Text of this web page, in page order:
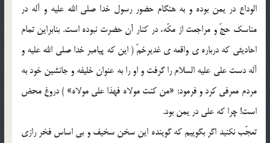
الوداع در يمن بوده و به هنگام حضور رسول خدا صلي الله عليه و آله در
مناسك حجّ و مراجعت از مكّه، در كنار آن حضرت نبوده است. بنابراين تمام
احاديثي كه درباره ي واقعه ي غديرخمّ ( اين كه پيامبر خدا صلي الله عليه و
آله دست علي عليه السلام را گرفت و او را به عنوان خليفه و جانشين خود به
مردم معرفي كرد و فرمود: «من كنت مولاه فهذا علي مولاه» ) دروغ محض
است! چرا كه علي در يمن بود.
تعجّب نكنيد اگر بگوييم كه گوينده اين سخن سخيف و بي اساس فخر رازي